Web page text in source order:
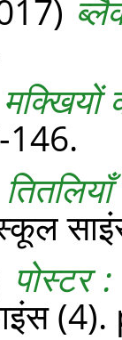
मक्खियों
146.
स्‍कूल